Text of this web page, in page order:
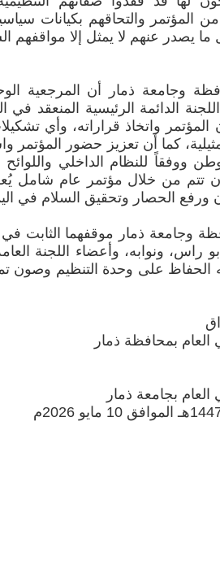
من المؤتمر والتحاقهم بكيانات
كل ما يصدر عنهم لا يمثل إلا
وجامعة ذمار أن المرجعية
واتخاذ قراراته، وأي
كما أن تعزيز حضور المؤتمر
ووفقاً للنظام الداخلي
أن تتم من خلال مؤتمر عام
ورفع الحصار وتحقيق السلام في
وجامعة ذمار موقفهما الثابت في
راس، ونوابه، وأعضاء اللجنة
على وحدة التنظيم وصون
بمحافظة ذمار
بجامعة ذمار